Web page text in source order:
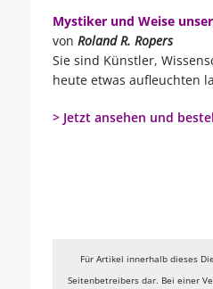
Mystiker und Weise
von Roland R. Ropers
Sie sind Künstler,
heute etwas aufleuchten
> Jetzt ansehen und
Für Artikel innerhalb dieses
Seitenbetreibers dar. Bei einer